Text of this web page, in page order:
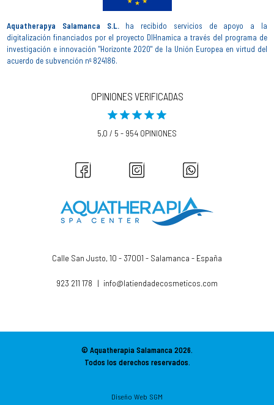
Aquatherapya Salamanca S.L. ha recibido servicios de apoyo a la
digitalización financiados por el proyecto DIHnamica a través del programa de
investigación e innovación "Horizonte 2020" de la Unión Europea en virtud del
acuerdo de subvención nº 824186.
OPINIONES VERIFICADAS
5,0 / 5 - 954 OPINIONES
Calle San Justo, 10 - 37001 - Salamanca - España
923 211 178 | info@latiendadecosmeticos.com
© Aquatherapia Salamanca2026.
Todos los derechos reservados.
Diseño Web SGM